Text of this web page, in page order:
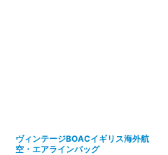
ヴィンテージBOACイギリス海外航
空・エアラインバッグ